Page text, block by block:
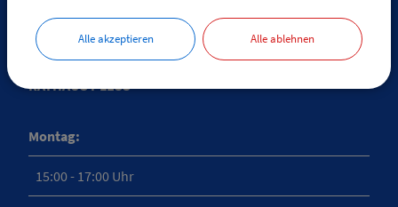
ÖFFNUNGSZEITEN
RATHAUS PLESS
Montag:
15:00 - 17:00 Uhr
Alle akzeptieren Alle ablehnen